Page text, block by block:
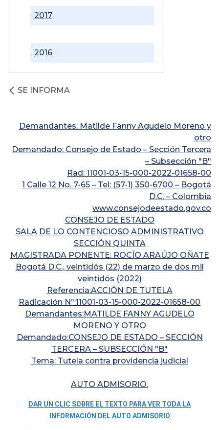
2016
2017
SE INFORMA
Demandantes: Matilde Fanny Agudelo Moreno y
otro
Demandado: Consejo de Estado – Sección Tercera
– Subsección "B"
Rad: 11001-03-15-000-2022-01658-00
1 Calle 12 No. 7-65 – Tel: (57-1) 350-6700 – Bogotá
D.C. – Colombia
www.consejodeestado.gov.co
CONSEJO DE ESTADO
SALA DE LO CONTENCIOSO ADMINISTRATIVO
SECCIÓN QUINTA
MAGISTRADA PONENTE: ROCÍO ARAÚJO OÑATE
Bogotá D.C., veintidós (22) de marzo de dos mil
veintidós (2022)
Referencia:ACCIÓN DE TUTELA
Radicación Nº:11001-03-15-000-2022-01658-00
Demandantes:MATILDE FANNY AGUDELO
MORENO Y OTRO
Demandado:CONSEJO DE ESTADO – SECCIÓN
TERCERA – SUBSECCIÓN "B"
Tema: Tutela contra providencia judicial
AUTO ADMISORIO.
DAR UN CLIC SOBRE EL TEXTO PARA VER TODA LA
INFORMACIÓN DEL AUTO ADMISORIO